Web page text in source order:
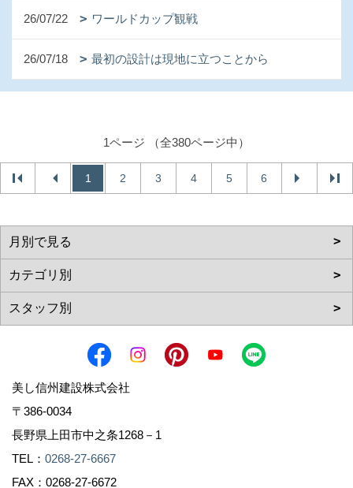
26/07/22 ワールドカップ観戦
26/07/18 最初の設計は現地に立つことから
1ページ （全380ページ中）
1 2 3 4 5 6
美し信州建設株式会社
〒386-0034
長野県上田市中之条1268－1
TEL： 0268-27-6667
FAX：0268-27-6672